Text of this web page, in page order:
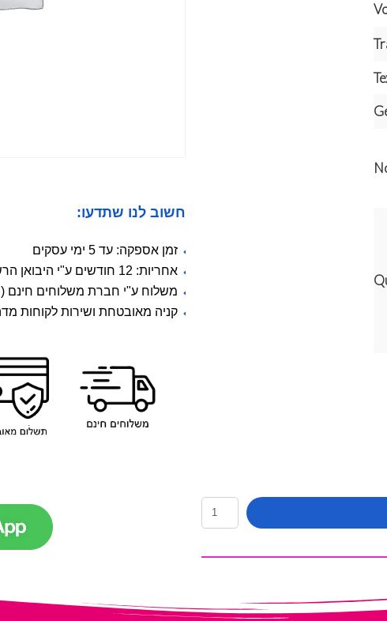
:חשוב לנו שתדעו
זמן אספקה: עד 5 ימי עסקים
אחריות: 12 חודשים ע"י היבואן הרשמי
משלוח ע"י חברת משלוחים חינם (
קניה מאובטחת ושירות לקוחות